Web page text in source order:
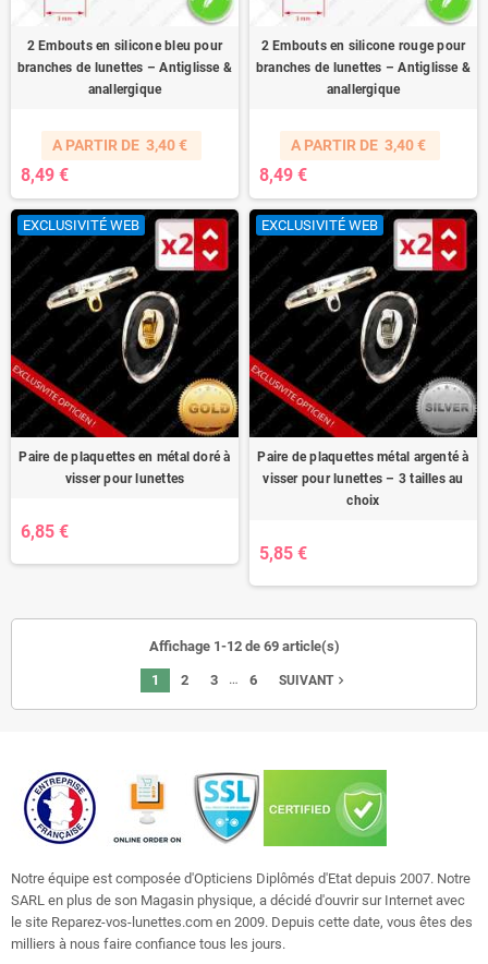
2 Embouts en silicone bleu pour
branches de lunettes – Antiglisse &
anallergique
A PARTIR DE 3,40 €
8,49 €
2 Embouts en silicone rouge pour
branches de lunettes – Antiglisse &
anallergique
A PARTIR DE 3,40 €
8,49 €
EXCLUSIVITÉ WEB
Paire de plaquettes en métal doré à
visser pour lunettes
6,85 €
EXCLUSIVITÉ WEB
Paire de plaquettes métal argenté à
visser pour lunettes – 3 tailles au
choix
5,85 €
Affichage 1-12 de 69 article(s)
1 2 3 … 6 SUIVANTnavigate_next
Notre équipe est composée d'Opticiens Diplômés d'Etat depuis 2007. Notre
SARL en plus de son Magasin physique, a décidé d'ouvrir sur Internet avec
le site Reparez-vos-lunettes.com en 2009. Depuis cette date, vous êtes des
milliers à nous faire confiance tous les jours.